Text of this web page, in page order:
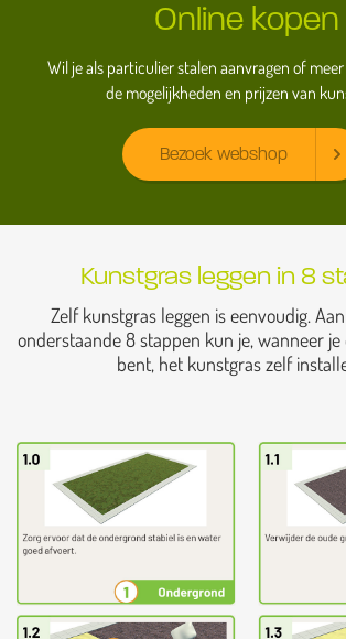
Online kopen
Wil je als particulier stalen aanvragen of
de mogelijkheden en prijzen van
Bezoek webshop
Kunstgras leggen in 8
Zelf kunstgras leggen is eenvoudig.
onderstaande 8 stappen kun je, wanneer je
bent, het kunstgras zelf